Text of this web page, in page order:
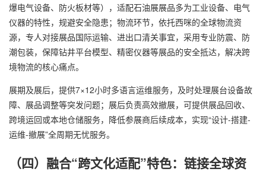
爆电气设备、防火板材等），适配石油展展品多为工业设备、电气
仪器的特性，规避安全隐患；物流环节，依托西咪的全球物流资
源，专人对接展品国际运输、进出口清关事宜，采用专业防震、防
潮包装，保障钻井平台模型、精密仪器等展品的安全抵达，解决跨
境物流的核心痛点。
展期及展后，提供7×12小时多语言运维服务，及时处理展台设备故
障、展品调整等突发问题；展后负责高效撤展，可提供展品回收、
跨境运回或本地仓储服务，降低参展商后续成本，实现“设计-搭建-
运维-撤展”全周期无忧服务。
（四）融合“跨文化适配”特色：链接全球资